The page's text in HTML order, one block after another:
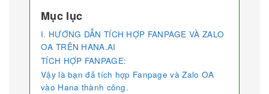
Mục lục
I. HƯỚNG DẪN TÍCH HỢP FANPAGE VÀ ZALO
OA TRÊN HANA.AI
TÍCH HỢP FANPAGE:
Vậy là bạn đã tích hợp Fanpage và Zalo OA
vào Hana thành công.